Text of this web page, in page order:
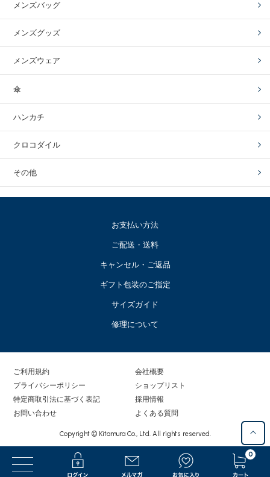
0
メンズバッグ
メンズグッズ
メンズウェア
傘
ハンカチ
クロコダイル
その他
お支払い方法
ご配送・送料
キャンセル・ご返品
ギフト包装のご指定
サイズガイド
修理について
ご利用規約
プライバシーポリシー
特定商取引法に基づく表記
お問い合わせ
会社概要
ショップリスト
採用情報
よくある質問
Copyright © Kitamura Co., Ltd. All rights reserved.